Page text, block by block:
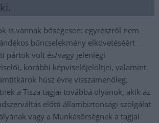
is vannak bőségesen: egyrészről nem
bűncselekmény elkövetéséért
pártok volt és/vagy jelenlegi
korábbi képviselőjelöltjei, valamint
húsz évre visszamenőleg.
a Tisza tagjai továbbá olyanok, akik az
előtti állambiztonsági szolgálat
vagy a Munkásőrségnek a tagjai